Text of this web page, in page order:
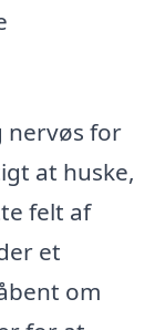
nervøs for
at huske,
felt af
et
om